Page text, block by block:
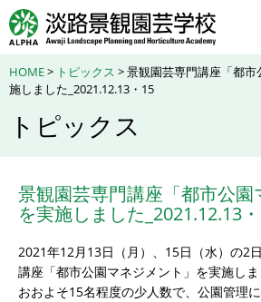
HOME> トピックス > 景観園芸専門講座「都
施しました_2021.12.13・15
トピックス
景観園芸専門講座「都市公園
を実施しました_2021.12.13
2021年12月13日（月）、15日（水）の2
講座「都市公園マネジメント」を実施しま
おおよそ15名程度の少人数で、公園管理